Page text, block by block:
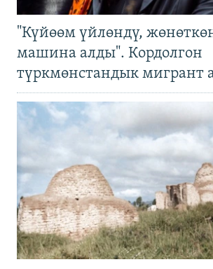
"Күйөөм үйлөндү,
машина алды". Кордолгон
түркмөнстандык мигрант